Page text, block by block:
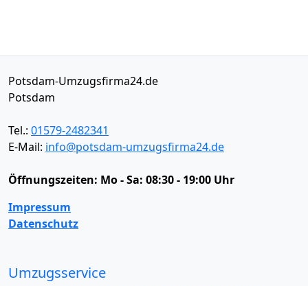
Potsdam-Umzugsfirma24.de
Potsdam
Tel.: 01579-2482341
E-Mail: info@potsdam-umzugsfirma24.de
Öffnungszeiten: Mo - Sa: 08:30 - 19:00 Uhr
Impressum
Datenschutz
Umzugsservice